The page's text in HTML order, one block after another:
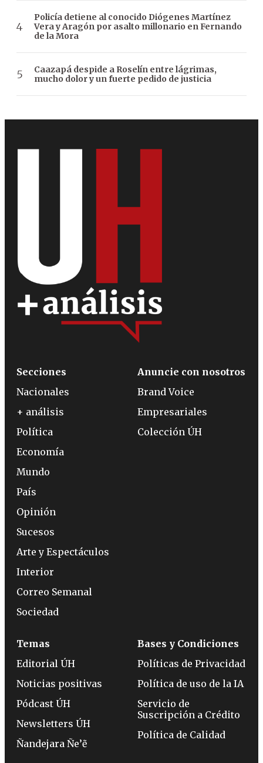
Policía detiene al conocido Diógenes Martínez
Vera y Aragón por asalto millonario en Fernando
de la Mora
Caazapá despide a Roselín entre lágrimas,
mucho dolor y un fuerte pedido de justicia
Secciones
Nacionales
+ análisis
Política
Economía
Mundo
País
Opinión
Sucesos
Arte y Espectáculos
Interior
Correo Semanal
Sociedad
Anuncie con nosotros
Brand Voice
Empresariales
Colección ÚH
Temas
Editorial ÚH
Noticias positivas
Pódcast ÚH
Newsletters ÚH
Ñandejara Ñe’ẽ
Bases y Condiciones
Políticas de Privacidad
Política de uso de la IA
Servicio de
Suscripción a Crédito
Política de Calidad